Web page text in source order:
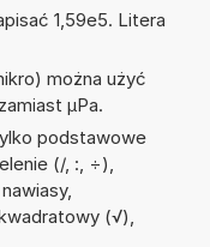
1,59e5. Litera
można użyć
µPa.
podstawowe
(/, :, ÷),
(√),